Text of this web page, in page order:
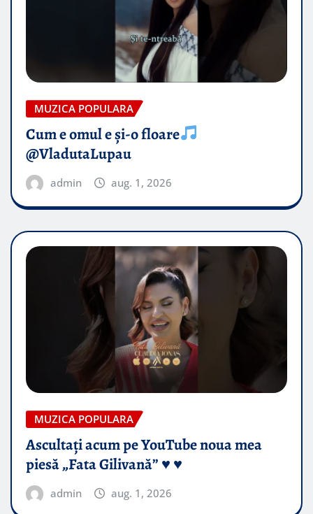
MUZICA POPULARA
Cum e omul e și-o floare
@VladutaLupau
admin aug. 1, 2026
MUZICA POPULARA
Ascultați acum pe YouTube noua mea
piesă „Fata Gilivană” ♥️ ♥️
admin aug. 1, 2026